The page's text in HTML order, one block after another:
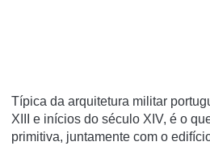
Típica da arquitetura militar
XIII e inícios do século XIV, é o
primitiva, juntamente com o